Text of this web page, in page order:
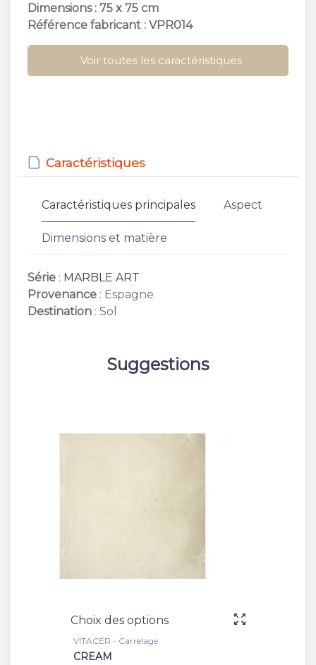
Dimensions : 75 x 75 cm
Référence fabricant : VPR014
Voir toutes les caractéristiques
Caractéristiques
Caractéristiques principales Aspect
Dimensions et matière
Série : MARBLE ART
Provenance : Espagne
Destination : Sol
Suggestions
Choix des options
VITACER - Carrelage
CREAM